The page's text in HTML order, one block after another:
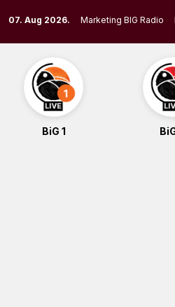
to
content
07. Aug 2026. Marketing BIG Radio
BiG 1